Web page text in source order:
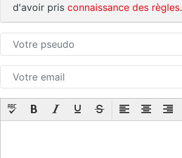
d'avoir pris connaissance des règles.